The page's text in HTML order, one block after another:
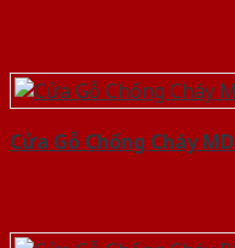
Cửa Gỗ Chống Cháy